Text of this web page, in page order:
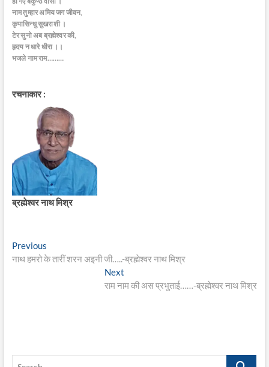
नाम तुम्हार अमिय जग जीवन,
कृपासिन्धु सुखराशी ।
टेर सुनो अब ब्रह्मेश्वर की,
हृदय न धारे धीरा ।।
भजले नाम राम………
रचनाकार :
ब्रह्मेश्वर नाथ मिश्र
Post
navigation
PreviousPrevious
post:
नाथ हमरो के तारीं शरन अइनी जी…..-ब्रह्मेश्वर नाथ मिश्र
Next
post:
राम नाम की अस प्रभुताई……-ब्रह्मेश्वर नाथ मिश्र
Search